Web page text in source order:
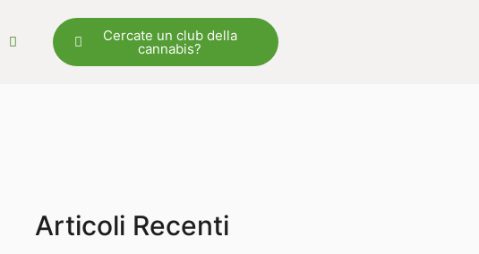
Cercate un club della
cannabis?
Articoli Recenti